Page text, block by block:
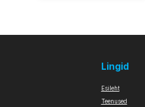
Lingid
Esileht
Teenused